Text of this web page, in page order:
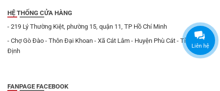
HỆ THỐNG CỬA HÀNG
- 219 Lý Thường Kiệt, phường 15, quận 11, TP Hồ Chí Minh
- Chợ Gò Đào - Thôn Đại Khoan - Xã Cát Lâm - Huyện Phù Cát - Tỉnh Bình
Định
FANPAGE FACEBOOK
Liên hệ